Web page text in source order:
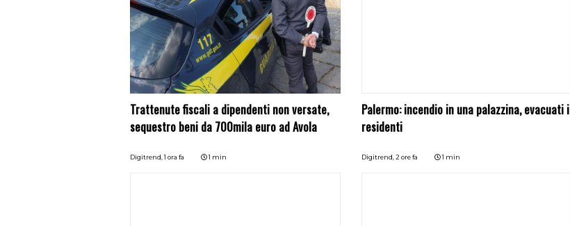
Trattenute fiscali a dipendenti non versate,
sequestro beni da 700mila euro ad Avola
Digitrend,1 ora fa 1 min
Palermo: incendio in una palazzina, evacuati i
residenti
Digitrend,2 ore fa 1 min